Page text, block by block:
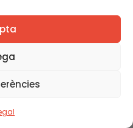
i resultats educatius